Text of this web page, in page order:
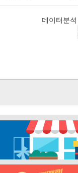
데이터분